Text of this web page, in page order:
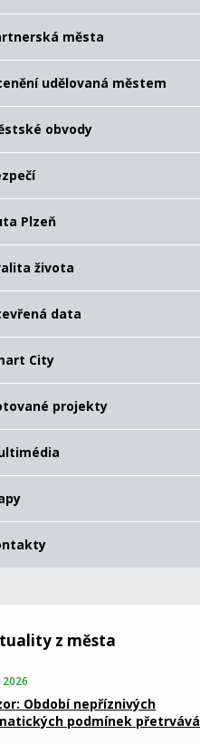
města
udělovaná městem
obvody
Plzeň
života
data
City
projekty
z města
2026
Období nepříznivých
podmínek přetrvává